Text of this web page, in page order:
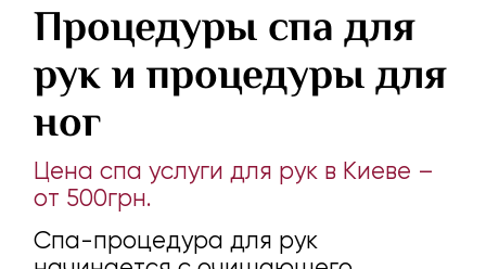
Процедуры спа для
рук и процедуры для
ног
Цена спа услуги для рук в Киеве –
от 500грн.
Спа-процедура для рук